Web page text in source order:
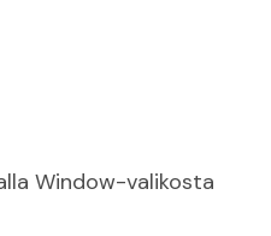
Window-valikosta